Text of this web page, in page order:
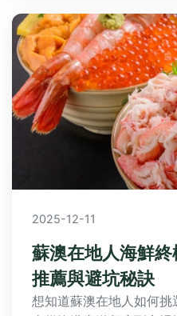
2025-12-11
蘇澳在地人海鮮
推薦與避坑秘訣
想知道蘇澳在地人如何